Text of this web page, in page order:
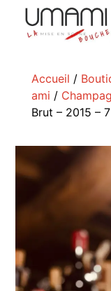
Accueil /
ami /
Brut – 2015 –